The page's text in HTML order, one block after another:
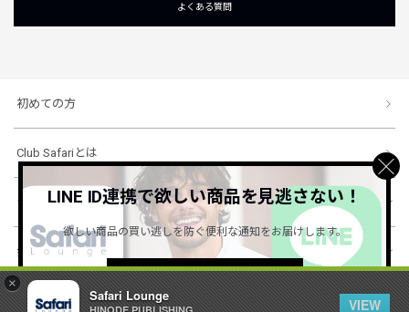
×
Safari Lounge
VIEW
よくある質問
初めての方
Club Safariとは
ショッピングガイド
会社概要・規約
LINE ID連携で欲しい商品を見逃さない！
欲しい商品の買い逃しを防ぐ便利な通知をお届けします。
詳しくはこちら ＞